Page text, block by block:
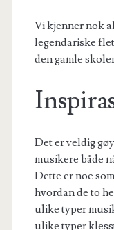
Vi kjenner nok
legendariske
den gamle
Det er veldig
musikere både
Dette er noe
hvordan de to
ulike typer
ulike typer